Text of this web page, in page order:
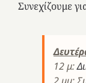
Συνεχίζουμε
12 μ: